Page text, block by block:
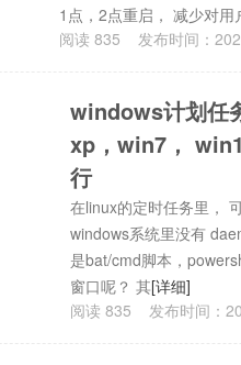
1点，2点重启， 减少对用
阅读835 发布时间：
windows计划任
xp，win7，
行
在linux的定时任务里，
windows系统里没有
是bat/cmd脚本，
窗口呢？ 其[详细]
阅读835 发布时间：